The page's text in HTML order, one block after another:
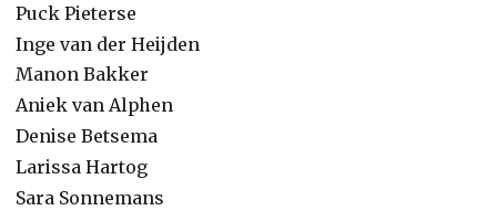
Puck Pieterse
Inge van der Heijden
Manon Bakker
Aniek van Alphen
Denise Betsema
Larissa Hartog
Sara Sonnemans